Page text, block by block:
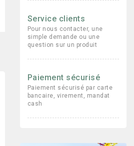
Service clients
Pour nous contacter, une
simple demande ou une
question sur un produit
Paiement sécurisé
Paiement sécurisé par carte
bancaire, virement, mandat
cash